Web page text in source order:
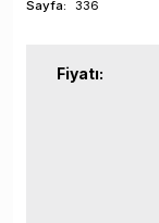
Sayfa: 336
Fiyatı: